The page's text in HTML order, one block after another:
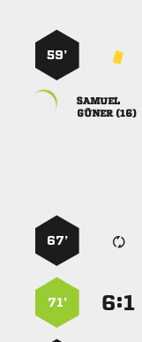
59’

 
67’
:
71’